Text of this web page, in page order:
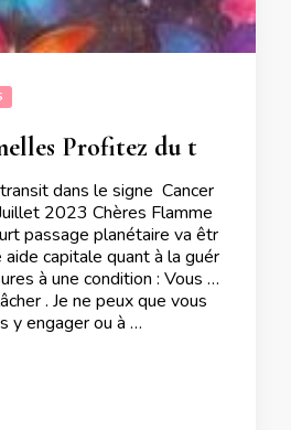
dans le signe Cancer
2023 Chères Flamme
passage planétaire va êtr
aide capitale quant à la guér
à une condition : Vous y
. Je ne peux que vous
y engager ou à …